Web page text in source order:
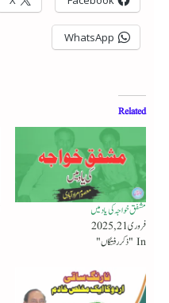
WhatsApp
Related
مشفق خواجہ کی یاد میں
فروری 21, 2025
In "ذکر رفتگاں"